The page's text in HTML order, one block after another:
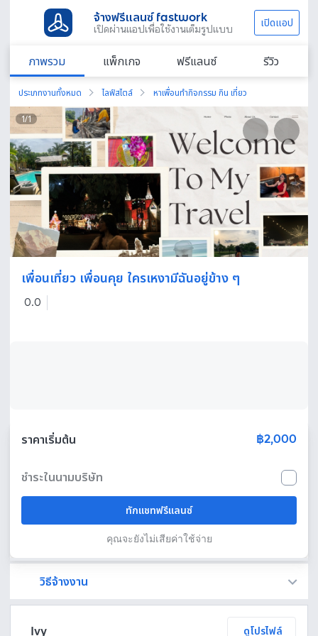
จ้างฟรีแลนซ์ fastwork
เปิดผ่านแอปเพื่อใช้งานเต็มรูปแบบ เปิดแอป
ภาพรวม แพ็กเกจ ฟรีแลนซ์ รีวิว
ประเภทงานทั้งหมด ไลฟ์สไตล์ หาเพื่อนทำกิจกรรม กิน เที่ยว
1/1
เพื่อนเที่ยว เพื่อนคุย ใครเหงามีฉันอยู่ข้าง ๆ
0.0
ราคาเริ่มต้น ฿2,000
ชำระในนามบริษัท
ทักแชทฟรีแลนซ์
คุณจะยังไม่เสียค่าใช้จ่าย
วิธีจ้างงาน
Ivy ดูโปรไฟล์